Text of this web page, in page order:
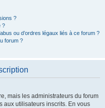
?
?
ou d’ordres légaux liés à ce forum ?
forum ?
mais les administrateurs du forum
aux utilisateurs inscrits. En vous